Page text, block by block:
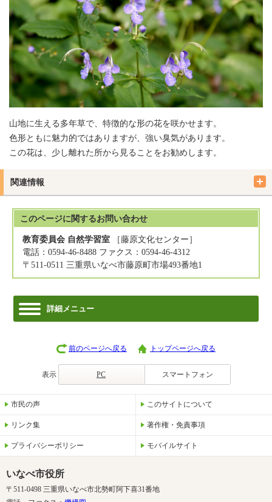
山地に生える多年草で、特徴的な形の花を咲かせます。
色形ともに魅力的ではありますが、強い臭気があります。
この花は、少し離れた所から見ることをお勧めします。
関連情報
このページに関するお問い合わせ
教育委員会 自然学習室 ［藤原文化センター］
電話：0594-46-8488 ファクス：0594-46-4312
〒511-0511 三重県いなべ市藤原町市場493番地1
詳細メニュー
前のページへ戻る トップページへ戻る
表示 PC スマートフォン
市民の声 このサイトについて
リンク集 著作権・免責事項
プライバシーポリシー モバイルサイト
いなべ市役所
〒511-0498 三重県いなべ市北勢町阿下喜31番地